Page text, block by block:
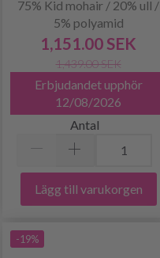
75% Kid mohair / 20% ull /
5% polyamid
1,151.00 SEK
1,439.00 SEK
Erbjudandet upphör
12/08/2026
Antal
Lägg till varukorgen
-19%